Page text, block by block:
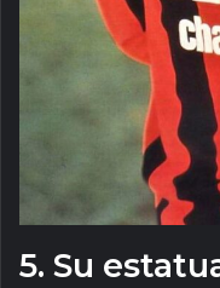
5. Su